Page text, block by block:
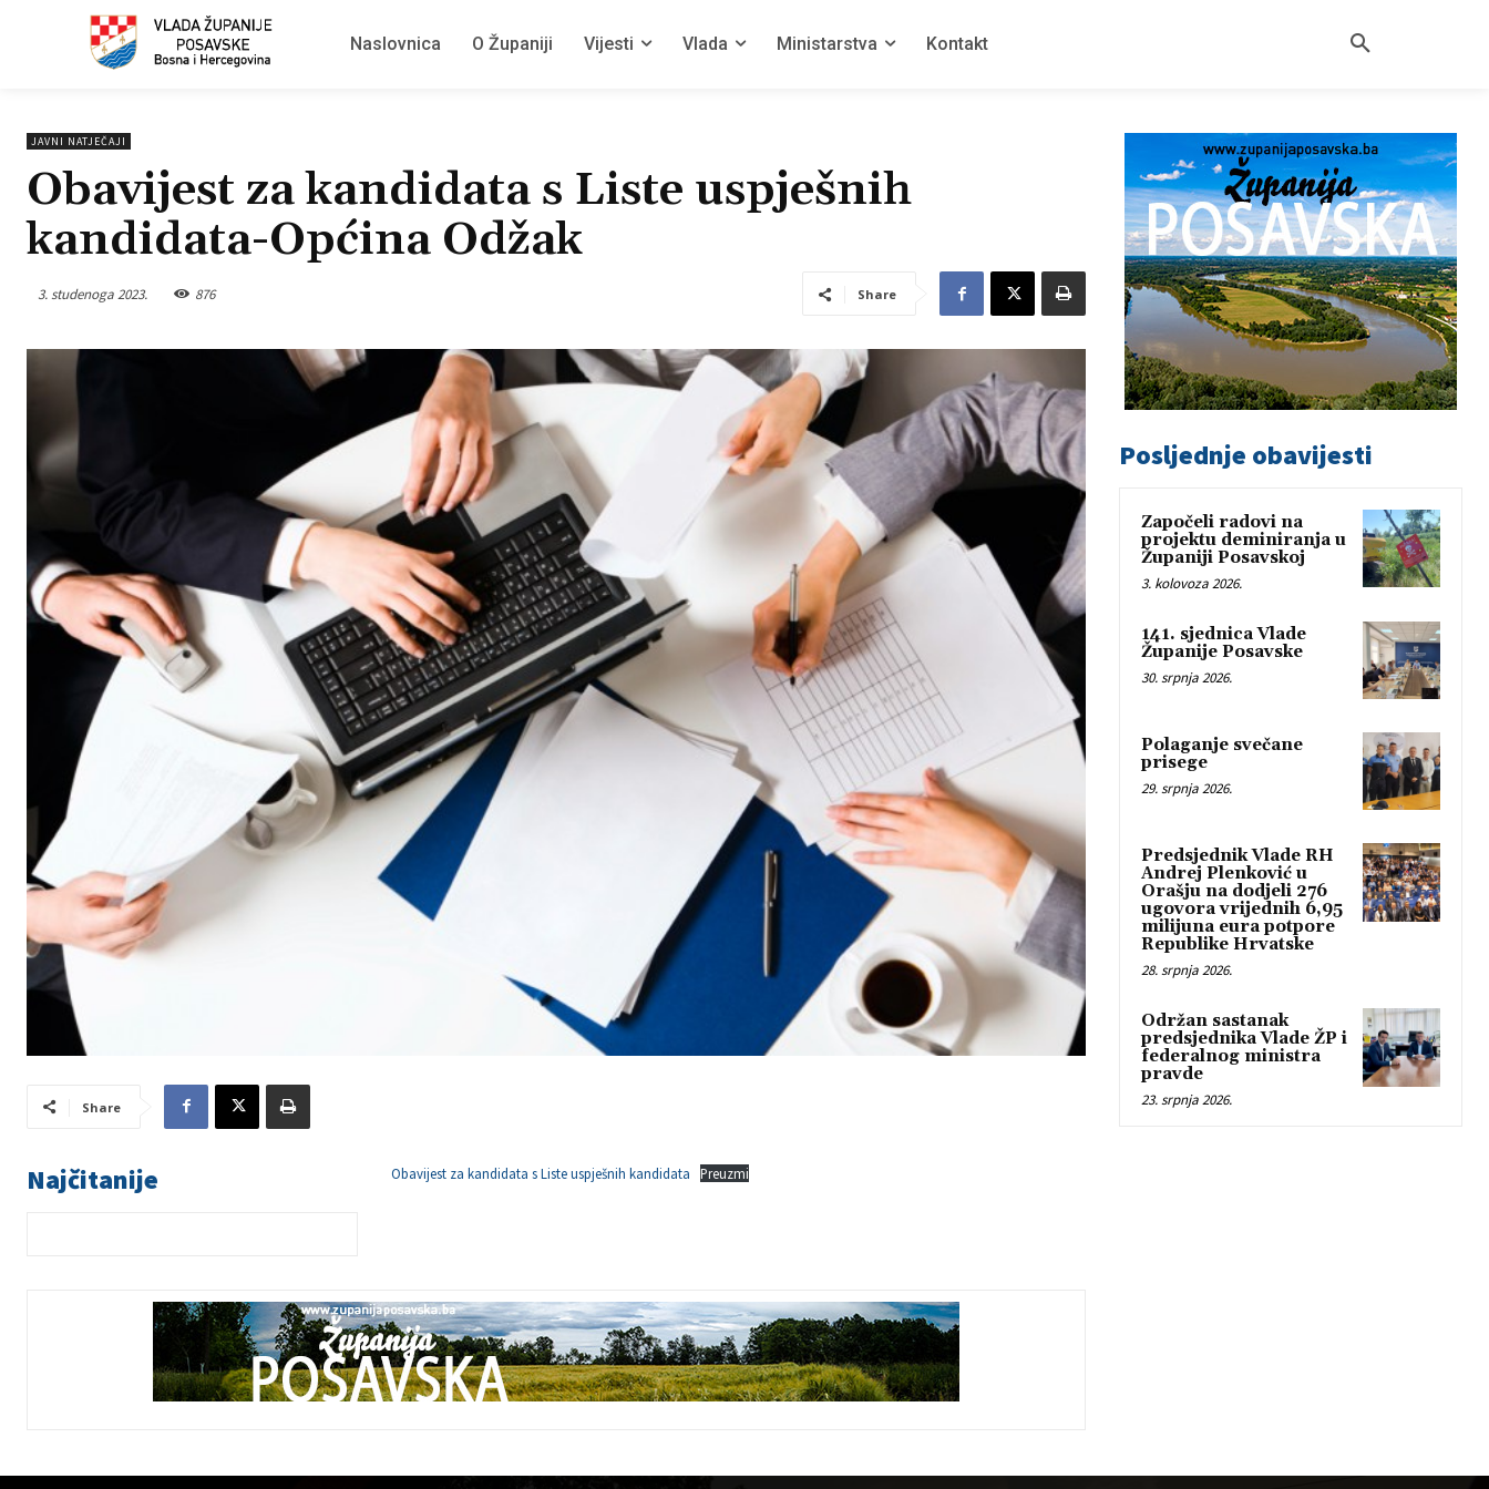
Naslovnica O Županiji Vijesti Vlada Ministarstva Kontakt
JAVNI NATJEČAJI
Obavijest za kandidata s Liste uspješnih
kandidata-Općina Odžak
3. studenoga 2023. 876 Share
Share
Najčitanije Obavijest za kandidata s Liste uspješnih kandidata Preuzmi
Posljednje obavijesti
Započeli radovi na
projektu deminiranja u
Županiji Posavskoj
3. kolovoza 2026.
141. sjednica Vlade
Županije Posavske
30. srpnja 2026.
Polaganje svečane
prisege
29. srpnja 2026.
Predsjednik Vlade RH
Andrej Plenković u
Orašju na dodjeli 276
ugovora vrijednih 6,95
milijuna eura potpore
Republike Hrvatske
28. srpnja 2026.
Održan sastanak
predsjednika Vlade ŽP i
federalnog ministra
pravde
23. srpnja 2026.